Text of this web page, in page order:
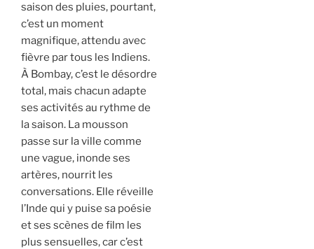
saison des pluies, pourtant,
c’est un moment
magnifique, attendu avec
fièvre par tous les Indiens.
À Bombay, c’est le désordre
total, mais chacun adapte
ses activités au rythme de
la saison. La mousson
passe sur la ville comme
une vague, inonde ses
artères, nourrit les
conversations. Elle réveille
l’Inde qui y puise sa poésie
et ses scènes de film les
plus sensuelles, car c’est